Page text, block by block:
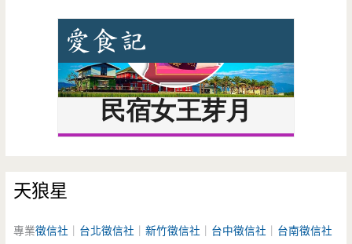
天狼星
專業徵信社 台北徵信社 ｜新竹徵信社 台中徵信社 台南徵信社